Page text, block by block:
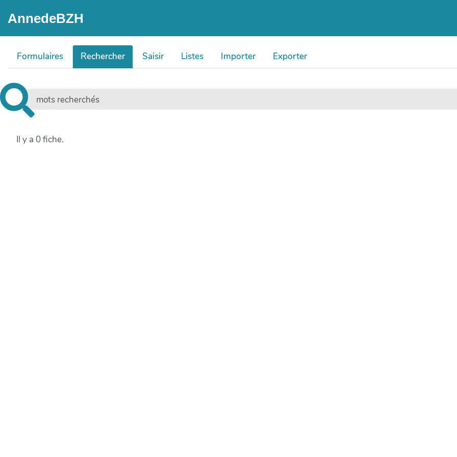
Aller au contenu principal
AnnedeBZH
Formulaires Rechercher Saisir Listes Importer Exporter
Il y a 0 fiche.